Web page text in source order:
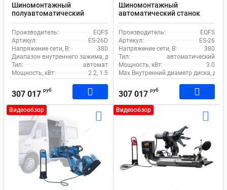
Шиномонтажный
полуавтоматический
станок EQFS ES-26D для
грузового транспорта
Производитель:
EQFS
Артикул:
ES-26D
Напряжение сети, В:
380
Диапазон внутреннего зажима, дюйм: 14-26
Тип:
автомат
Мощность, кВт:
2.2, 1.5
307 017 руб
Шиномонтажный
автоматический станок
EQFS ES-26 для грузового
транспорта
Производитель:
EQFS
Артикул:
ES-26
Напряжение сети, В:
380
Тип:
автоматический
Мощность, кВт:
3.0
Max Внутренний диаметр диска,
307 017 руб
Видеообзор Видеообзор